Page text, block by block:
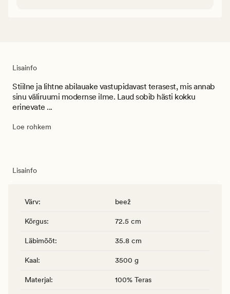
Lisainfo
Stiilne ja lihtne abilauake vastupidavast terasest, mis annab
sinu väliruumi modernse ilme. Laud sobib hästi kokku
erinevate ...
Loe rohkem
Lisainfo
Värv: beež
Kõrgus: 72.5 cm
Läbimõõt: 35.8 cm
Kaal: 3500 g
Materjal: 100% Teras